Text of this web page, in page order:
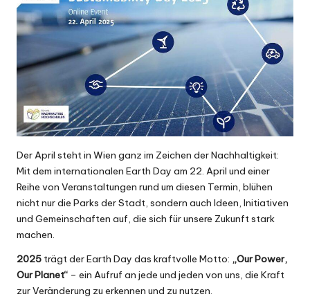
Der April steht in Wien ganz im Zeichen der Nachhaltigkeit:
Mit dem internationalen Earth Day am 22. April und einer
Reihe von Veranstaltungen rund um diesen Termin, blühen
nicht nur die Parks der Stadt, sondern auch Ideen, Initiativen
und Gemeinschaften auf, die sich für unsere Zukunft stark
machen.
2025 trägt der Earth Day das kraftvolle Motto: „Our Power,
Our Planet“ – ein Aufruf an jede und jeden von uns, die Kraft
zur Veränderung zu erkennen und zu nutzen.